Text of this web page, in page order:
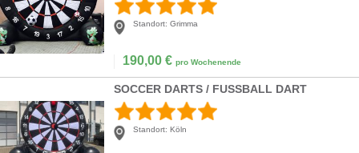
Standort: Grimma
190,00 € pro Wochenende
SOCCER DARTS / FUSSBALL DART
Standort: Köln